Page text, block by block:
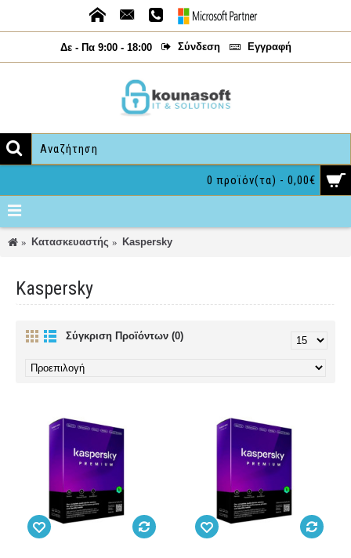
Δε - Πα 9:00 - 18:00 Σύνδεση Εγγραφή
0 προϊόν(τα) - 0,00€
Κατασκευαστής Kaspersky
Kaspersky
Σύγκριση Προϊόντων (0)